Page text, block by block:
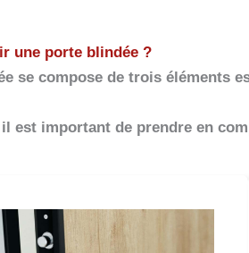
une porte blindée ?
se compose de trois éléments
est important de prendre en